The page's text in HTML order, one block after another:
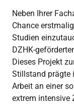
Neben Ihrer
Chance
Studien
DZHK-
Dieses Projekt
Stillstand prägte
Arbeit an einer
extrem intensive